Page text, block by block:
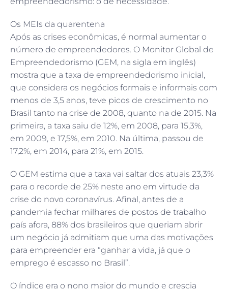
Os MEIs da quarentena
Após as crises econômicas, é normal aumentar o
número de empreendedores. O Monitor Global de
Empreendedorismo (GEM, na sigla em inglês)
mostra que a taxa de empreendedorismo inicial,
que considera os negócios formais e informais com
menos de 3,5 anos, teve picos de crescimento no
Brasil tanto na crise de 2008, quanto na de 2015. Na
primeira, a taxa saiu de 12%, em 2008, para 15,3%,
em 2009, e 17,5%, em 2010. Na última, passou de
17,2%, em 2014, para 21%, em 2015.
O GEM estima que a taxa vai saltar dos atuais 23,3%
para o recorde de 25% neste ano em virtude da
crise do novo coronavírus. Afinal, antes de a
pandemia fechar milhares de postos de trabalho
país afora, 88% dos brasileiros que queriam abrir
um negócio já admitiam que uma das motivações
para empreender era “ganhar a vida, já que o
emprego é escasso no Brasil”.
O índice era o nono maior do mundo e crescia